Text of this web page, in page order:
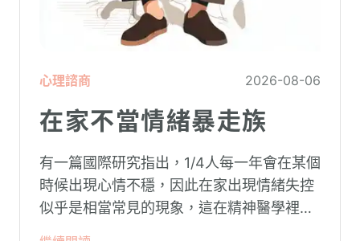
心理諮商 2026-08-06
在家不當情緒暴走族
有一篇國際研究指出，1/4人每一年會在某個
時候出現心情不穩，因此在家出現情緒失控
似乎是相當常見的現象，這在精神醫學裡不